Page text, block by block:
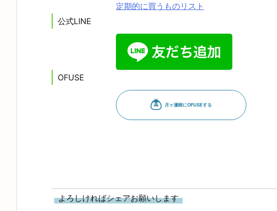
定期的に買うものリスト
公式LINE
OFUSE
よろしければシェアお願いします